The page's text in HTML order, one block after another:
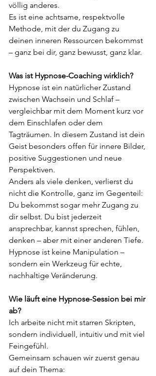
völlig anderes.
Es ist eine achtsame, respektvolle
Methode, mit der du Zugang zu
deinen inneren Ressourcen bekommst
– ganz bei dir, ganz bewusst, ganz klar.
Was ist Hypnose-Coaching wirklich?
Hypnose ist ein natürlicher Zustand
zwischen Wachsein und Schlaf –
vergleichbar mit dem Moment kurz vor
dem Einschlafen oder dem
Tagträumen. In diesem Zustand ist dein
Geist besonders offen für innere Bilder,
positive Suggestionen und neue
Perspektiven.
Anders als viele denken, verlierst du
nicht die Kontrolle, ganz im Gegenteil:
Du bekommst sogar mehr Zugang zu
dir selbst. Du bist jederzeit
ansprechbar, kannst sprechen, fühlen,
denken – aber mit einer anderen Tiefe.
Hypnose ist keine Manipulation –
sondern ein Werkzeug für echte,
nachhaltige Veränderung.
Wie läuft eine Hypnose-Session bei mir
ab?
Ich arbeite nicht mit starren Skripten,
sondern individuell, intuitiv und mit viel
Feingefühl.
Gemeinsam schauen wir zuerst genau
auf dein Thema: